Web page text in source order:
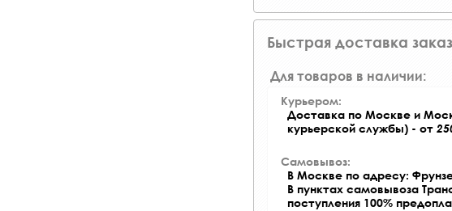
Быстрая доставка
Для товаров в наличии:
Курьером:
Доставка по Москве и
курьерской службы) - от
Самовывоз:
В Москве по адресу:
В пунктах самовывоза
поступления 100%